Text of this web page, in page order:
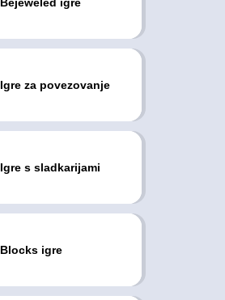
Igre za povezovanje
Igre s sladkarijami
Blocks igre